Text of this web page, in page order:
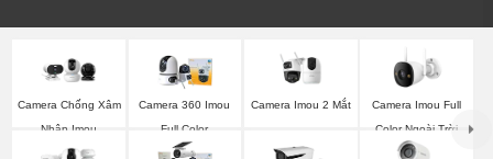
Camera Chống Xâm
Nhập Imou
Camera 360 Imou
Full Color
Camera Imou 2 Mắt
Camera Imou Full
Color Ngoài Trời